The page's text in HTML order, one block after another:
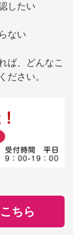
したい
ない
ば、どんなこ
ださい。
ちら